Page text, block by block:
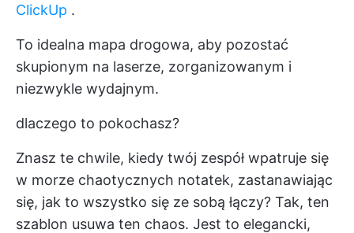
ClickUp .
To idealna mapa drogowa, aby pozostać
skupionym na laserze, zorganizowanym i
niezwykle wydajnym.
dlaczego to pokochasz?
Znasz te chwile, kiedy twój zespół wpatruje się
w morze chaotycznych notatek, zastanawiając
się, jak to wszystko się ze sobą łączy? Tak, ten
szablon usuwa ten chaos. Jest to elegancki,